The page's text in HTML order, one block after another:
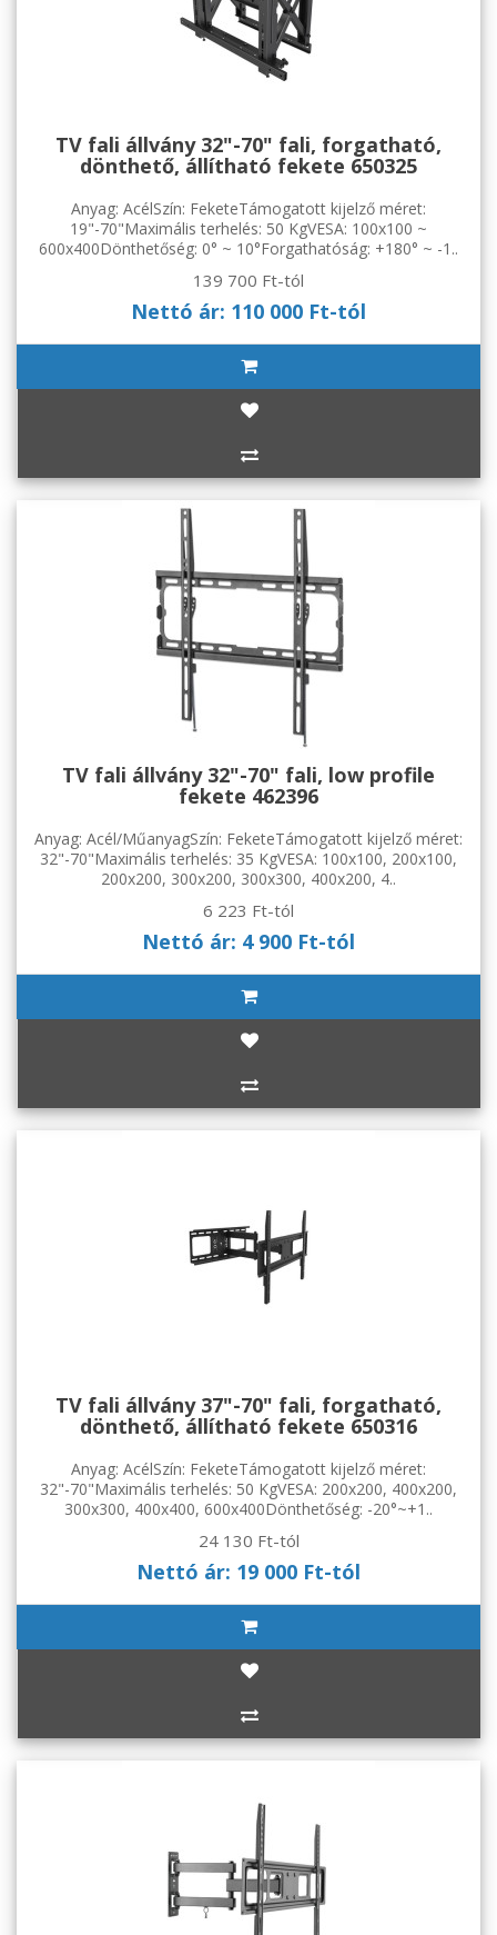
TV fali állvány 32"-70" fali, forgatható,
dönthető, állítható fekete 650325
Anyag: AcélSzín: FeketeTámogatott kijelző méret:
19"-70"Maximális terhelés: 50 KgVESA: 100x100 ~
600x400Dönthetőség: 0° ~ 10°Forgathatóság: +180° ~ -1..
139 700 Ft-tól
Nettó ár: 110 000 Ft-tól
TV fali állvány 32"-70" fali, low profile
fekete 462396
Anyag: Acél/MűanyagSzín: FeketeTámogatott kijelző méret:
32"-70"Maximális terhelés: 35 KgVESA: 100x100, 200x100,
200x200, 300x200, 300x300, 400x200, 4..
6 223 Ft-tól
Nettó ár: 4 900 Ft-tól
TV fali állvány 37"-70" fali, forgatható,
dönthető, állítható fekete 650316
Anyag: AcélSzín: FeketeTámogatott kijelző méret:
32"-70"Maximális terhelés: 50 KgVESA: 200x200, 400x200,
300x300, 400x400, 600x400Dönthetőség: -20°~+1..
24 130 Ft-tól
Nettó ár: 19 000 Ft-tól